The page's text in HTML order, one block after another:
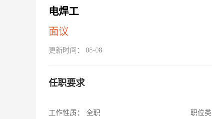
电焊工
面议
更新时间： 08-08
任职要求
工作性质：
全职
职位类